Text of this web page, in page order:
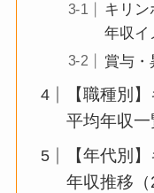
キリン
年収イ
賞与・
【職種別
平均年収一
【年代別
年収推移